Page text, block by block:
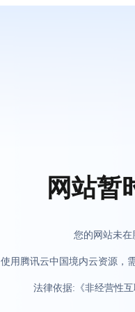
网站暂
您的网站未在
使用腾讯云中国境内云资源，
法律依据:《非经营性